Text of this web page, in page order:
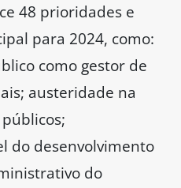
48 prioridades e
para 2024, como:
como gestor de
austeridade na
do desenvolvimento
do